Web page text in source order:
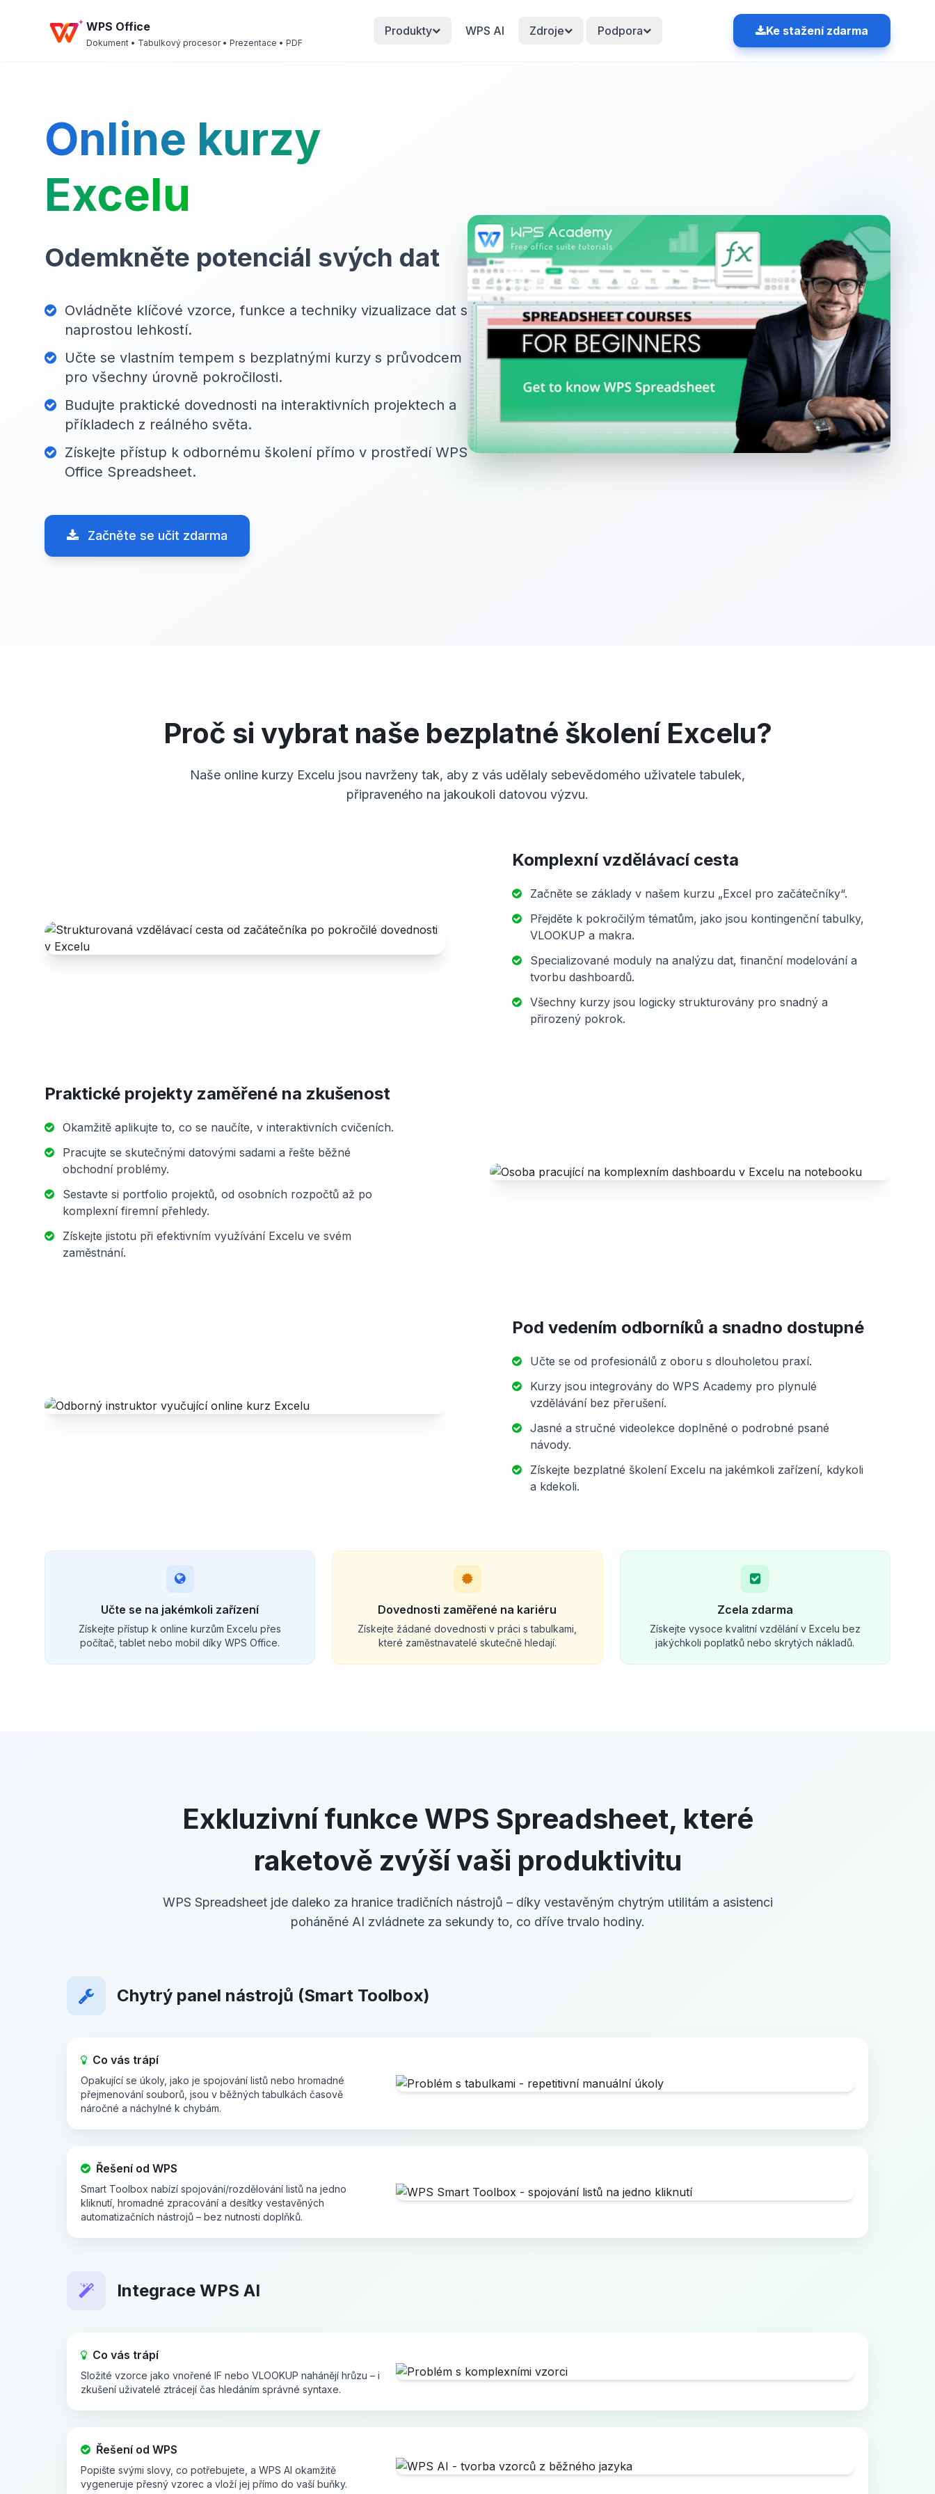
WPS Office
Dokument • Tabulkový procesor • Prezentace • PDF
Produkty WPS AI Zdroje Podpora Ke stažení zdarma
Online kurzy
Excelu
Odemkněte potenciál svých dat
Ovládněte klíčové vzorce, funkce a techniky vizualizace dat s
naprostou lehkostí.
Učte se vlastním tempem s bezplatnými kurzy s průvodcem
pro všechny úrovně pokročilosti.
Budujte praktické dovednosti na interaktivních projektech a
příkladech z reálného světa.
Získejte přístup k odbornému školení přímo v prostředí WPS
Office Spreadsheet.
Začněte se učit zdarma
Proč si vybrat naše bezplatné školení Excelu?
Naše online kurzy Excelu jsou navrženy tak, aby z vás udělaly sebevědomého uživatele tabulek,
připraveného na jakoukoli datovou výzvu.
Komplexní vzdělávací cesta
Začněte se základy v našem kurzu „Excel pro začátečníky“.
Přejděte k pokročilým tématům, jako jsou kontingenční tabulky,
VLOOKUP a makra.
Specializované moduly na analýzu dat, finanční modelování a
tvorbu dashboardů.
Všechny kurzy jsou logicky strukturovány pro snadný a
přirozený pokrok.
Praktické projekty zaměřené na zkušenost
Okamžitě aplikujte to, co se naučíte, v interaktivních cvičeních.
Pracujte se skutečnými datovými sadami a řešte běžné
obchodní problémy.
Sestavte si portfolio projektů, od osobních rozpočtů až po
komplexní firemní přehledy.
Získejte jistotu při efektivním využívání Excelu ve svém
zaměstnání.
Pod vedením odborníků a snadno dostupné
Učte se od profesionálů z oboru s dlouholetou praxí.
Kurzy jsou integrovány do WPS Academy pro plynulé
vzdělávání bez přerušení.
Jasné a stručné videolekce doplněné o podrobné psané
návody.
Získejte bezplatné školení Excelu na jakémkoli zařízení, kdykoli
a kdekoli.
Učte se na jakémkoli zařízení
Získejte přístup k online kurzům Excelu přes
počítač, tablet nebo mobil díky WPS Office.
Dovednosti zaměřené na kariéru
Získejte žádané dovednosti v práci s tabulkami,
které zaměstnavatelé skutečně hledají.
Zcela zdarma
Získejte vysoce kvalitní vzdělání v Excelu bez
jakýchkoli poplatků nebo skrytých nákladů.
Exkluzivní funkce WPS Spreadsheet, které
raketově zvýší vaši produktivitu
WPS Spreadsheet jde daleko za hranice tradičních nástrojů – díky vestavěným chytrým utilitám a asistenci
poháněné AI zvládnete za sekundy to, co dříve trvalo hodiny.
Chytrý panel nástrojů (Smart Toolbox)
Co vás trápí
Opakující se úkoly, jako je spojování listů nebo hromadné
přejmenování souborů, jsou v běžných tabulkách časově
náročné a náchylné k chybám.
Řešení od WPS
Smart Toolbox nabízí spojování/rozdělování listů na jedno
kliknutí, hromadné zpracování a desítky vestavěných
automatizačních nástrojů – bez nutnosti doplňků.
Integrace WPS AI
Co vás trápí
Složité vzorce jako vnořené IF nebo VLOOKUP nahánějí hrůzu – i
zkušení uživatelé ztrácejí čas hledáním správné syntaxe.
Řešení od WPS
Popište svými slovy, co potřebujete, a WPS AI okamžitě
vygeneruje přesný vzorec a vloží jej přímo do vaší buňky.